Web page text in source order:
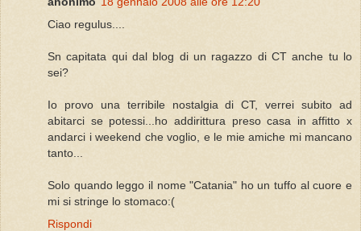
Ciao regulus....
Sn capitata qui dal blog di un ragazzo di CT anche tu lo
sei?
Io provo una terribile nostalgia di CT, verrei subito ad
abitarci se potessi...ho addirittura preso casa in affitto x
andarci i weekend che voglio, e le mie amiche mi mancano
tanto...
Solo quando leggo il nome "Catania" ho un tuffo al cuore e
mi si stringe lo stomaco:(
Rispondi